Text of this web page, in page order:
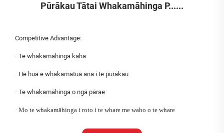
Pūrākau Tātai Whakamāhinga P......
Competitive Advantage:
· Te whakamāhinga kaha
· He hua e whakamātua ana i te pūrākau
· Te whakamāhinga o ngā pārae
· Mo te whakamāhinga i roto i te whare me waho o te whare